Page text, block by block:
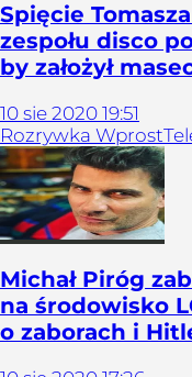
Spięcie
zespołu disco
by założył
10 sie 2020 19:51
Rozrywka Wprost
Michał Piróg
na środowisko
o zaborach i